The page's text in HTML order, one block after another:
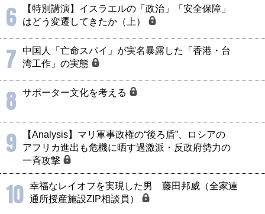
6
【特別講演】イスラエルの「政治」「安全保障」
はどう変遷してきたか（上）
7
中国人「亡命スパイ」が実名暴露した「香港・台
湾工作」の実態
8 サポーター文化を考える
9
【Analysis】マリ軍事政権の“後ろ盾”、ロシアの
アフリカ進出も危機に晒す過激派・反政府勢力の
一斉攻撃
10 幸福なレイオフを実現した男 藤田邦威（全家連
通所授産施設ZIP相談員）